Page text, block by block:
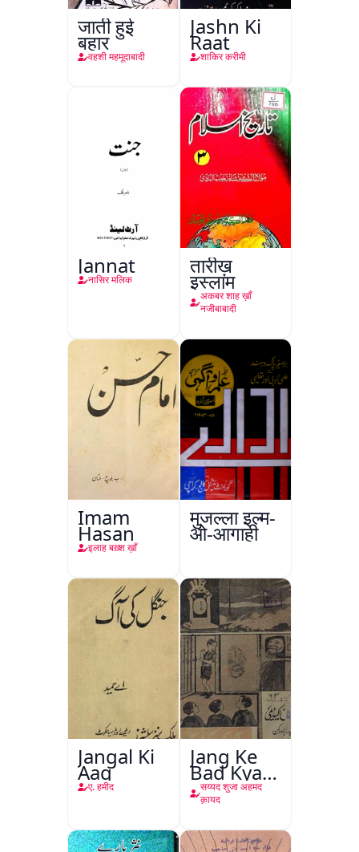
जाती हुई
बहार
वहशी महमूदाबादी
Jashn Ki
Raat
शाकिर करीमी
Jannat
नासिर मलिक
तारीख़
इस्लाम
अकबर शाह ख़ाँ
नजीबाबादी
Imam
Hasan
इलाह बख़्श ख़ाँ
मुजल्ला इल्म-
ओ-आगाही
Jangal Ki
Aag
ए. हमीद
Jang Ke
Bad Kya
Hoga
सय्यद शुजा अहमद
क़ायद